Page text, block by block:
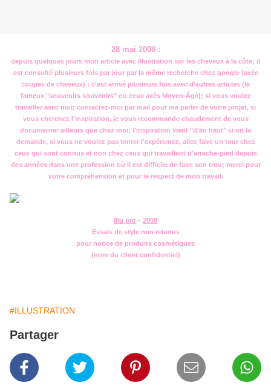
28 mai 2008 :
depuis quelques jours mon article avec illustration sur les cheveux à la côte; il
est consulté plusieurs fois par jour par la même recherche chez google (axée
coupes de cheveux) : c'est arrivé plusieurs fois avec d'autres articles (le
fameux "souvenirs souvenirs" ou ceux axés Moyen-Âge); si vous voulez
travailler avec moi; contactez-moi par mail pour me parler de votre projet, si
vous cherchez l'inspiration, je vous recommande chaudement de vous
documenter ailleurs que chez moi; l'inspiration vient "d'en haut" si on la
demande, si vous ne voulez pas tenter l'expérience, allez faire un tour chez
ceux qui sont connus et non chez ceux qui travaillent d'arrache-pied depuis
des années dans une profession où il est difficile de faire son trou; merci pour
votre compréhension et pour le respect de mon travail.
Illu pro - 2008
Essais de style non retenus
pour notice de produits cosmétiques
(nom du client confidentiel)
#ILLUSTRATION
Partager